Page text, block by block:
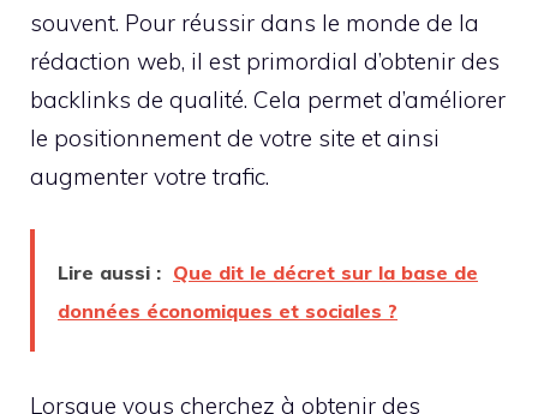
souvent. Pour réussir dans le monde de la
rédaction web, il est primordial d’obtenir des
backlinks de qualité. Cela permet d’améliorer
le positionnement de votre site et ainsi
augmenter votre trafic.
Lire aussi : Que dit le décret sur la base de
données économiques et sociales ?
Lorsque vous cherchez à obtenir des